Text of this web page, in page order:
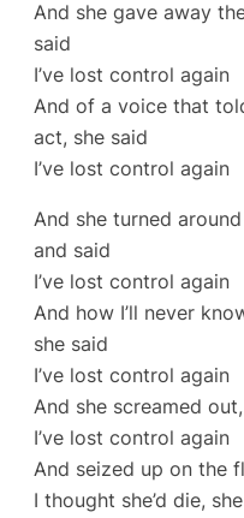
And she gave away
said
I’ve lost control again
And of a voice that
act, she said
I’ve lost control again
And she turned
and said
I’ve lost control again
And how I’ll never
she said
I’ve lost control again
And she screamed
I’ve lost control again
And seized up on the
I thought she’d die,